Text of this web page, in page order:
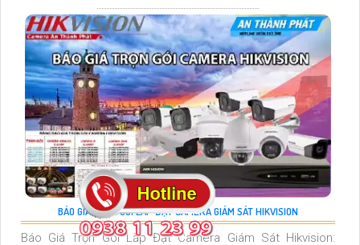
BÁO GIÁ TRỌN GÓI LẮP ĐẶT CAMERA GIÁM SÁT HIKVISION
Báo Giá Trọn Gói Lắp Đặt Camera Giám Sát Hikvision: